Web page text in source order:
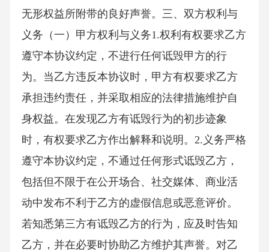
无形权益所附带的良好声誉。三、双方权利与
义务（一）甲方权利与义务1.权利有权要求乙方
遵守本协议约定，不进行任何诋毁甲方的行
为。当乙方违反本协议时，甲方有权要求乙方
承担违约责任，并采取相应的法律措施维护自
身权益。在发现乙方有诋毁行为的初步迹象
时，有权要求乙方作出解释和说明。2.义务严格
遵守本协议约定，不通过任何形式诋毁乙方，
包括但不限于在公开场合、社交媒体、商业活
动中发布不利于乙方的虚假信息或恶意评价。
若知悉第三方有诋毁乙方的行为，应及时告知
乙方，并在必要时协助乙方维护其声誉。对乙